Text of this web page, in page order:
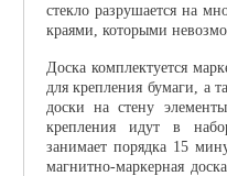
стекло разрушается на
краями, которыми
Доска комплектуется
для крепления бумаги, а
доски на стену
крепления идут в
занимает порядка 15
магнитно-маркерная